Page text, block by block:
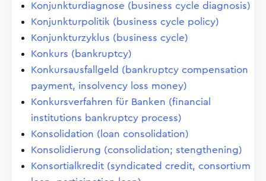
Konjunkturdiagnose (business cycle diagnosis)
Konjunkturpolitik (business cycle policy)
Konjunkturzyklus (business cycle)
Konkurs (bankruptcy)
Konkursausfallgeld (bankruptcy compensation
payment, insolvency loss money)
Konkursverfahren für Banken (financial
institutions bankruptcy process)
Konsolidation (loan consolidation)
Konsolidierung (consolidation; stengthening)
Konsortialkredit (syndicated credit, consortium